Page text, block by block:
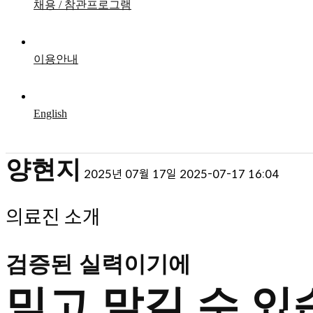
채용 / 참관프로그램
이용안내
English
양현지 2025년 07월 17일 2025-07-17 16:04
양현지
의료진 소개
검증된 실력이기에